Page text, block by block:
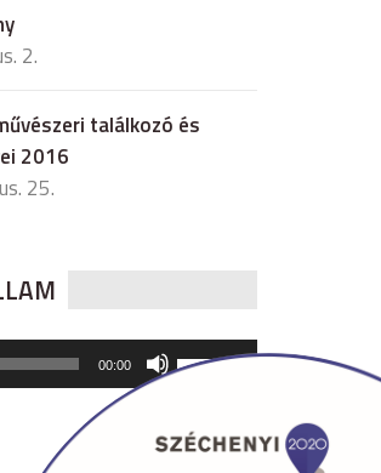
2.
találkozó és
2016
25.
00:00
hangerő
csökkentéséhez